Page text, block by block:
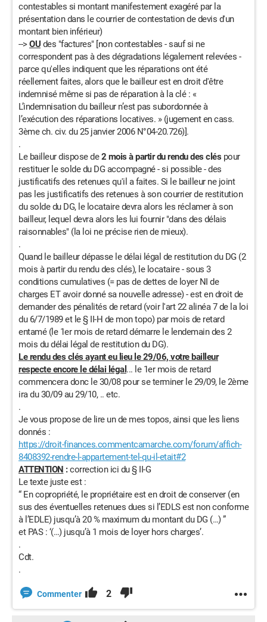
contestables si montant manifestement exagéré par la
présentation dans le courrier de contestation de devis d'un
montant bien inférieur)
-->OU des "factures" [non contestables - sauf si ne
correspondent pas à des dégradations légalement relevées -
parce qu'elles indiquent que les réparations ont été
réellement faites, alors que le bailleur est en droit d'être
indemnisé même si pas de réparation à la clé : «
L’indemnisation du bailleur n’est pas subordonnée à
l’exécution des réparations locatives. » (jugement en cass.
3ème ch. civ. du 25 janvier 2006 N°04-20.726)].
.
Le bailleur dispose de2 mois à partir du rendu des clés pour
restituer le solde du DG accompagné - si possible - des
justificatifs des retenues qu'il a faites. Si le bailleur ne joint
pas les justificatifs des retenues à son courrier de restitution
du solde du DG, le locataire devra alors les réclamer à son
bailleur, lequel devra alors les lui fournir "dans des délais
raisonnables" (la loi ne précise rien de mieux).
.
Quand le bailleur dépasse le délai légal de restitution du DG (2
mois à partir du rendu des clés), le locataire - sous 3
conditions cumulatives (= pas de dettes de loyer NI de
charges ET avoir donné sa nouvelle adresse) - est en droit de
demander des pénalités de retard (voir l'art 22 alinéa 7 de la loi
du 6/7/1989 et le § II-H de mon topo) par mois de retard
entamé (le 1er mois de retard démarre le lendemain des 2
mois du délai légal de restitution du DG).
Le rendu des clés ayant eu lieu le 29/06, votre bailleur
respecte encore le délai légal ... le 1er mois de retard
commencera donc le 30/08 pour se terminer le 29/09, le 2ème
ira du 30/09 au 29/10, .. etc.
.
Je vous propose de lire un de mes topos, ainsi que les liens
donnés :
https://droit-finances.commentcamarche.com/forum/affich-
8408392-rendre-l-appartement-tel-qu-il-etait#2
ATTENTION :correction ici du § II-G
Le texte juste est :
“ En copropriété, le propriétaire est en droit de conserver (en
sus des éventuelles retenues dues si l’EDLS est non conforme
à l’EDLE) jusqu’à 20 % maximum du montant du DG (…) ”
et PAS : ‘(…) jusqu’à 1 mois de loyer hors charges’.
.
Cdt.
.
Commenter 2